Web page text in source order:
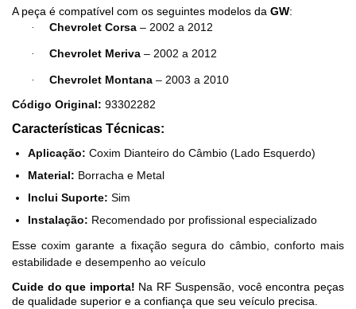
A peça é compatível com os seguintes modelos da GW:
· Chevrolet Corsa – 2002 a 2012
· Chevrolet Meriva – 2002 a 2012
· Chevrolet Montana – 2003 a 2010
Código Original: 93302282
Características Técnicas:
Aplicação: Coxim Dianteiro do Câmbio (Lado Esquerdo)
Material: Borracha e Metal
Inclui Suporte: Sim
Instalação: Recomendado por profissional especializado
Esse coxim garante a fixação segura do câmbio, conforto mais
estabilidade e desempenho ao veículo
Cuide do que importa! Na RF Suspensão, você encontra peças
de qualidade superior e a confiança que seu veículo precisa.